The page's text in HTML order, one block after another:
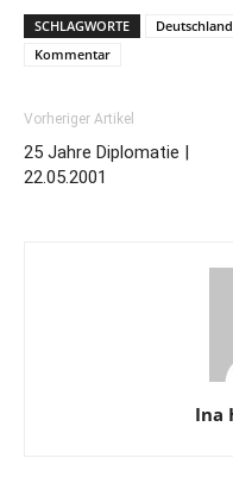
SCHLAGWORTE Deutschland
Kommentar
Vorheriger Artikel
25 Jahre Diplomatie |
22.05.2001
Ina